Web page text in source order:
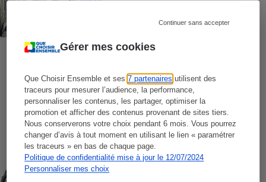
Gérer mes cookies
Que Choisir Ensemble et ses7 partenaires utilisent des
traceurs pour mesurer l’audience, la performance,
personnaliser les contenus, les partager, optimiser la
promotion et afficher des contenus provenant de sites tiers.
Nous conserverons votre choix pendant 6 mois. Vous pourrez
changer d’avis à tout moment en utilisant le lien « paramétrer
les traceurs » en bas de chaque page.
Politique de confidentialité mise à jour le 12/07/2024
Personnaliser mes choix
Continuer sans accepter
liste des numéros non surtaxés
COMMENT NOUS TESTONS
Opérateurs de téléphonie mobile - Le
protocole
COMMENT NOUS TESTONS
Montres connectées - Le protocole